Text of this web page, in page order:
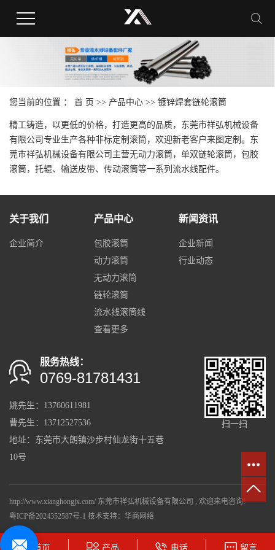
您当前的位置 ： 首 页 >> 产品中心 >> 镀锌焊套链轮滚筒
精工铸造，以更低的价格，打造更高的品质，东莞市祥弘机械设备
有限公司专业生产各种非标定制滚筒，欢迎新老客户来图定制。东
莞市祥弘机械设备有限公司主营无动力滚筒，单双链轮滚筒，包胶
滚筒，托辊、输送皮带、传动滚筒等一系列流水线配件。
关于我们
企业简介
产品中心
包胶滚筒
动力滚筒
无动力滚筒
链轮滚筒
流水线滚筒线
查看更多
新闻资讯
企业新闻
行业动态
服务热线：
0769-81781431
姚先生：13760611981
曹先生：13712527536
地址：东莞市大朗镇沙步村仙龙街十五巷
10号
扫一扫
http://www.xianghongjx.com/ 东莞市祥弘机械设备有限公司 , 欢迎来电咨询!
粤ICP备2024352587号-1 技术支持： 华商网络
首页 产品 电话 留言